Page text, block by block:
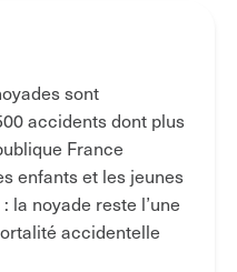
sont
accidents dont plus
France
enfants et les jeunes
la noyade reste l’une
accidentelle